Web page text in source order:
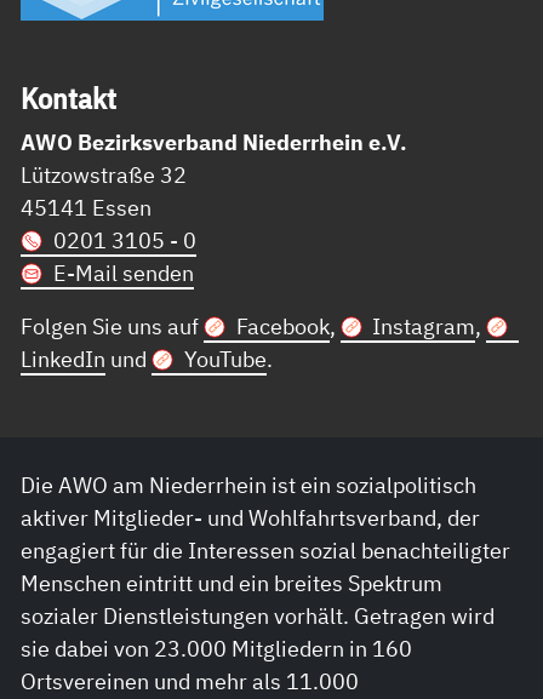
Kon­takt
AWO Bezirksverband Niederrhein e.V.
Lützowstraße 32
45141 Essen
0201 3105 - 0
E-Mail senden
Folgen Sie uns auf
Facebook, Instagram,
LinkedIn und YouTube.
Die AWO am Niederrhein ist ein sozialpolitisch
aktiver Mitglieder- und Wohlfahrtsverband, der
engagiert für die Interessen sozial benachteiligter
Menschen eintritt und ein breites Spektrum
sozialer Dienstleistungen vorhält. Getragen wird
sie dabei von 23.000 Mitgliedern in 160
Ortsvereinen und mehr als 11.000